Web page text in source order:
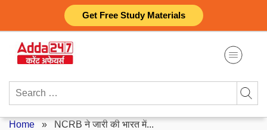
Get Free Study Materials
content
Search
Home » NCRB ने जारी की भारत में...